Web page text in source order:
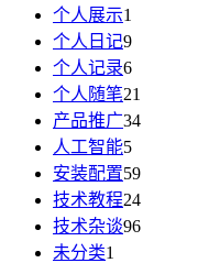
个人展示1
个人日记9
个人记录6
个人随笔21
产品推广34
人工智能5
安装配置59
技术教程24
技术杂谈96
未分类1